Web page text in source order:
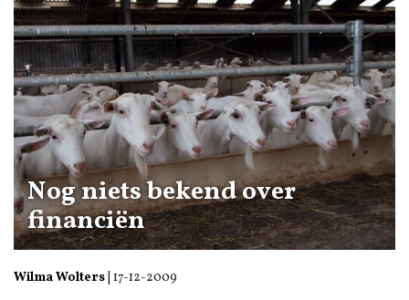
Nog niets bekend over
financiën
Wilma Wolters 17-12-2009